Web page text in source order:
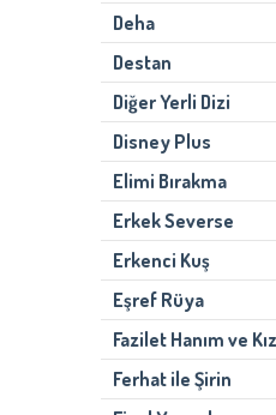
Deha
Destan
Diğer Yerli Dizi
Disney Plus
Elimi Bırakma
Erkek Severse
Erkenci Kuş
Eşref Rüya
Fazilet Hanım ve
Ferhat ile Şirin